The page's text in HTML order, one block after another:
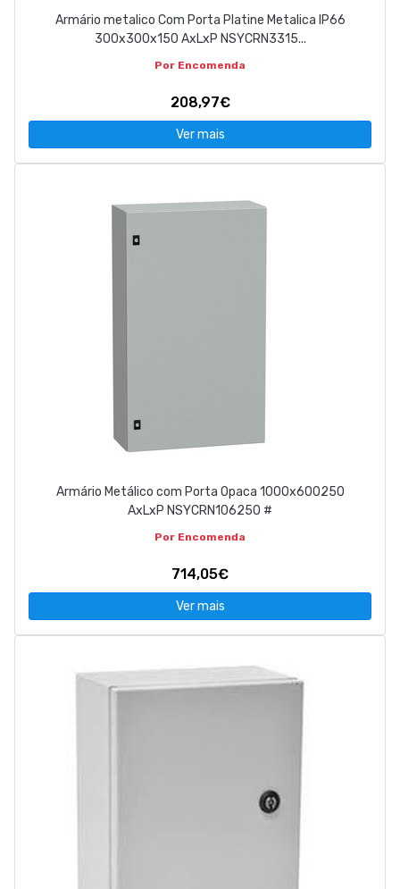
Armário metalico Com Porta Platine Metalica IP66
300x300x150 AxLxP NSYCRN3315...
Por Encomenda
208,97€
Ver mais
Armário Metálico com Porta Opaca 1000x600250
AxLxP NSYCRN106250 #
Por Encomenda
714,05€
Ver mais